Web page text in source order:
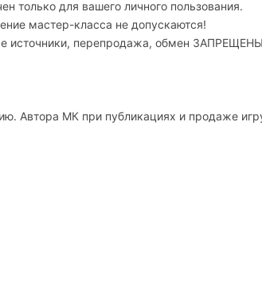
только для вашего личного пользования.
мастер-класса не допускаются!
источники, перепродажа, обмен
Автора МК при публикациях и продаже